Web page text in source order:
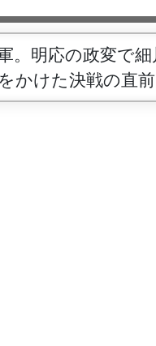
。明応の政変で
かけた決戦の直前